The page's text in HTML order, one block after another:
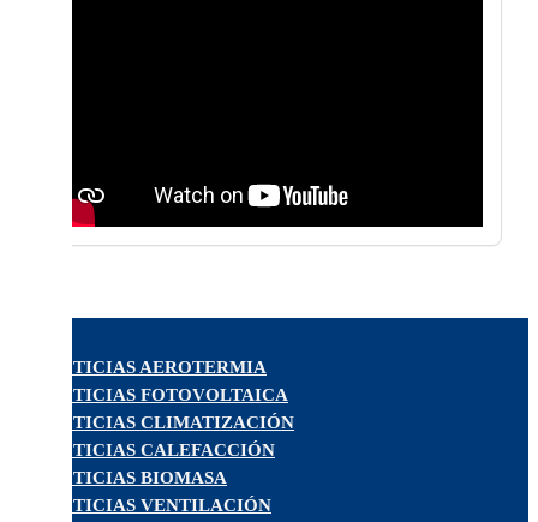
NOTICIAS AEROTERMIA
NOTICIAS FOTOVOLTAICA
NOTICIAS CLIMATIZACIÓN
NOTICIAS CALEFACCIÓN
NOTICIAS BIOMASA
NOTICIAS VENTILACIÓN